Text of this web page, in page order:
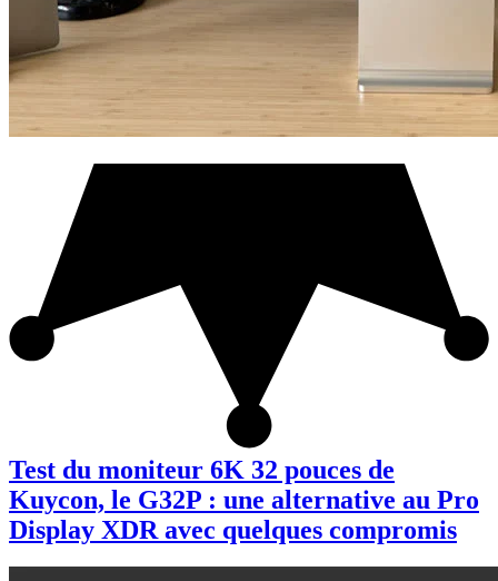
Test du moniteur 6K 32 pouces de
Kuycon, le G32P : une alternative au Pro
Display XDR avec quelques compromis